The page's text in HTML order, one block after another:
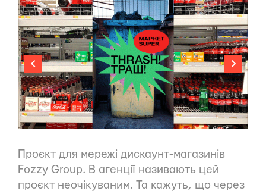
Проєкт для мережі дискаунт-магазинів
Fozzy Group. В агенції називають цей
проєкт неочікуваним. Та кажуть, що через